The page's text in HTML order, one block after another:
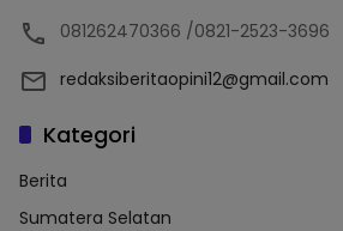
081262470366 /0821-2523-3696
redaksiberitaopini12@gmail.com
Kategori
Berita
Sumatera Selatan